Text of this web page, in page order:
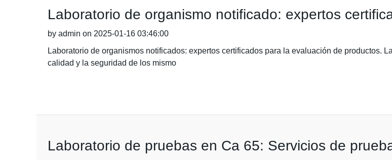
Laboratorio de organismo notificado: expertos
by admin on 2025-01-16 03:46:00
Laboratorio de organismos notificados: expertos certificados para la evaluación de productos.
calidad y la seguridad de los mismo
Laboratorio de pruebas en Ca 65: Servicios de